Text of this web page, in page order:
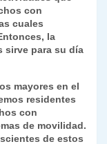
con
cuales
la
sirve para su día
mayores en el
residentes
con
de movilidad.
de estos